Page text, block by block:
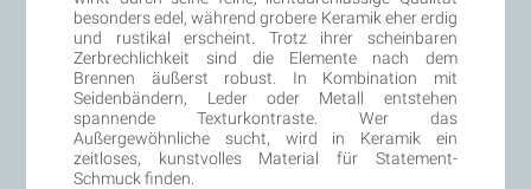
besonders edel, während grobere Keramik eher erdig
und rustikal erscheint. Trotz ihrer scheinbaren
Zerbrechlichkeit sind die Elemente nach dem
Brennen äußerst robust. In Kombination mit
Seidenbändern, Leder oder Metall entstehen
spannende Texturkontraste. Wer das
Außergewöhnliche sucht, wird in Keramik ein
zeitloses, kunstvolles Material für Statement-
Schmuck finden.